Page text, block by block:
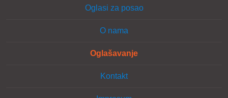
Oglasi za posao
O nama
Oglašavanje
Kontakt